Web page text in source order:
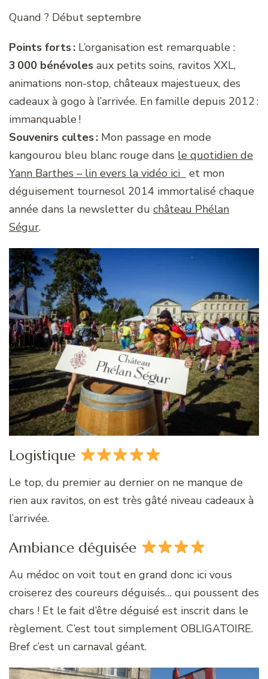
Quand ? Début septembre
Points forts : L’organisation est remarquable :
3 000 bénévoles aux petits soins, ravitos XXL,
animations non-stop, châteaux majestueux, des
cadeaux à gogo à l’arrivée. En famille depuis 2012 :
immanquable !
Souvenirs cultes : Mon passage en mode
kangourou bleu blanc rouge dans le quotidien de
Yann Barthes – lin evers la vidéo ici
et mon
déguisement tournesol 2014 immortalisé chaque
année dans la newsletter du château Phélan
Ségur.
Logistique
Le top, du premier au dernier on ne manque de
rien aux ravitos, on est très gâté niveau cadeaux à
l’arrivée.
Ambiance déguisée
Au médoc on voit tout en grand donc ici vous
croiserez des coureurs déguisés… qui poussent des
chars ! Et le fait d’être déguisé est inscrit dans le
règlement. C’est tout simplement OBLIGATOIRE.
Bref c’est un carnaval géant.